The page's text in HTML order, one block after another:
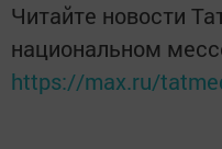
Читайте новости
национальном
https://max.ru/